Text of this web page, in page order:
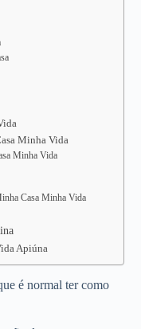
Minha Vida
Minha Vida
Casa Minha Vida
Apiúna
é normal ter como